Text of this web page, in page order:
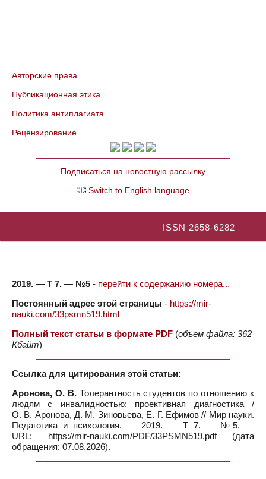
Авторские права
Публикационная этика
Политика антиплагиата
Рецензирование
Подписаться на новостную рассылку
Switch to English language
ISSN 2658-6282
2019. — Т 7. — №5 - перейти к содержанию номера...
Постоянный адрес этой страницы - https://mir-
nauki.com/33psmn519.html
Полный текст статьи в формате PDF (объем файла: 362
Кбайт)
Ссылка для цитирования этой статьи:
Аронова, О. В.Толерантность студентов по отношению к
людям с инвалидностью: проективная диагностика /
О. В. Аронова, Д. М. Зиновьева, Е. Г. Ефимов // Мир науки.
Педагогика и психология. — 2019. — Т 7. — №5. —
URL: https://mir-nauki.com/PDF/33PSMN519.pdf (дата
обращения: 07.08.2026).